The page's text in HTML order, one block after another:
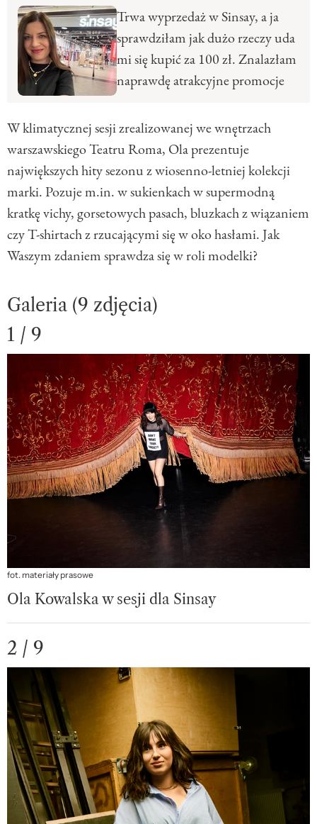
Trwa wyprzedaż w Sinsay, a ja
sprawdziłam jak dużo rzeczy uda
mi się kupić za 100 zł. Znalazłam
naprawdę atrakcyjne promocje
W klimatycznej sesji zrealizowanej we wnętrzach
warszawskiego Teatru Roma, Ola prezentuje
największych hity sezonu z wiosenno-letniej kolekcji
marki. Pozuje m.in. w sukienkach w supermodną
kratkę vichy, gorsetowych pasach, bluzkach z wiązaniem
czy T-shirtach z rzucającymi się w oko hasłami. Jak
Waszym zdaniem sprawdza się w roli modelki?
Galeria (9 zdjęcia)
1 / 9
fot. materiały prasowe
Ola Kowalska w sesji dla Sinsay
2 / 9